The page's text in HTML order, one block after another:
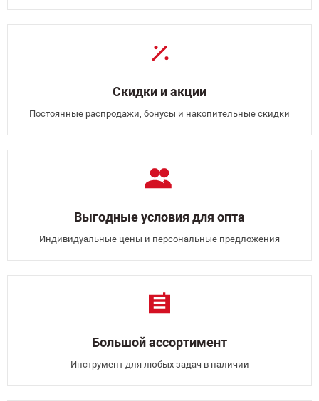
Скидки и акции
Постоянные распродажи, бонусы и накопительные скидки
Выгодные условия для опта
Индивидуальные цены и персональные предложения
Большой ассортимент
Инструмент для любых задач в наличии